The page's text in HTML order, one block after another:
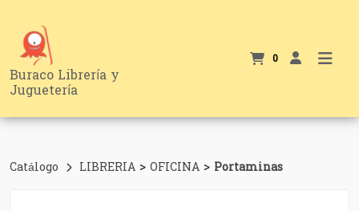
Buraco Librería y
Juguetería
0
Catálogo LIBRERIA > OFICINA > Portaminas